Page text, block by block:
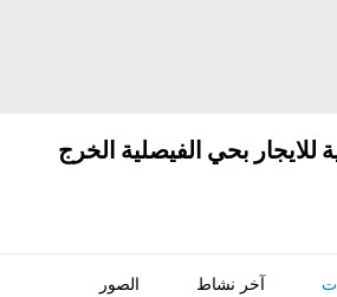
للايجار بحي الفيصلية الخرج
آخر نشاط الصور